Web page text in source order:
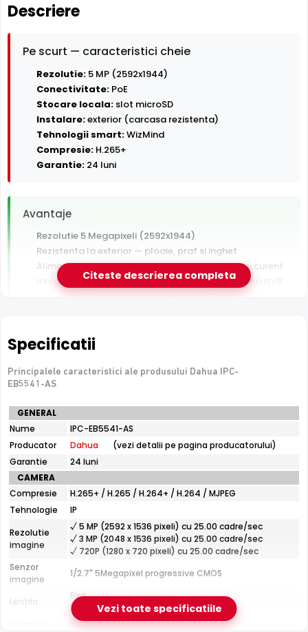
Descriere
Pe scurt — caracteristici cheie
Rezolutie: 5 MP (2592x1944)
Conectivitate: PoE
Stocare locala: slot microSD
Instalare:exterior (carcasa rezistenta)
Tehnologii smart:WizMind
Compresie: H.265+
Garantie: 24 luni
Avantaje
Rezolutie 5 Megapixeli (2592x1944)
Rezistenta la exterior — ploaie, praf si inghet
Alimentare PoE — un singur cablu pentru date si curent
Inregistrare pe card MicroSD, functioneaza si fara NVR
Garantie 24 luni si suport tehnic gratuit in romana
Fara microfon/difuzor — nu inregistreaza audio
curtea si exteriorul casei; instalari profesionale cu
cablare UTP structurata.
Tehnologie Dahua WizMind
SeriaWizMindde la Dahua ofera functii avansate de
inteligenta artificiala, incluzand recunoastere faciala,
numarare persoane, detectie perimetru si analiza
comportamentala, ideala pentru aplicatii profesionale.
TRUE WDR
camerei Dahua IPC-EB5541-AS, compenseaza atat
imaginea din prim plan, cat si imaginea de fundal, in zone
Citeste descrierea completa
Specificatii
Principalele caracteristici ale produsului Dahua IPC-
EB5541-AS
Specificatii
tehnice
Dahua
IPC-
EB5541-
AS
GENERAL
Nume
IPC-EB5541-AS
Producator
Dahua
(vezi detalii pe pagina producatorului)
Garantie
24 luni
CAMERA
Compresie
H.265+ / H.265 / H.264+ / H.264 / MJPEG
Tehnologie
IP
Rezolutie
imagine
√ 5 MP (2592 x 1536 pixeli) cu 25.00 cadre/sec
√ 3 MP (2048 x 1536 pixeli) cu 25.00 cadre/sec
√ 720P (1280 x 720 pixeli) cu 25.00 cadre/sec
Senzor
imagine
1/2.7" 5Megapixel progressive CMOS
Lentila
Fixa
Distanta focala: 1.4 mm(180.0°)
Nu
Vezi toate specificatiile